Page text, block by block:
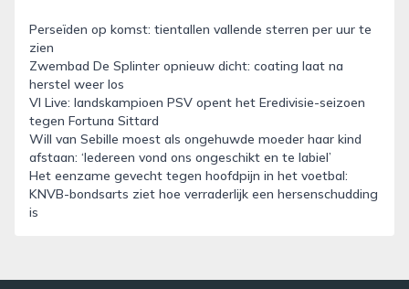
Perseïden op komst: tientallen vallende sterren per uur te
zien
Zwembad De Splinter opnieuw dicht: coating laat na
herstel weer los
VI Live: landskampioen PSV opent het Eredivisie-seizoen
tegen Fortuna Sittard
Will van Sebille moest als ongehuwde moeder haar kind
afstaan: ‘Iedereen vond ons ongeschikt en te labiel’
Het eenzame gevecht tegen hoofdpijn in het voetbal:
KNVB-bondsarts ziet hoe verraderlijk een hersenschudding
is